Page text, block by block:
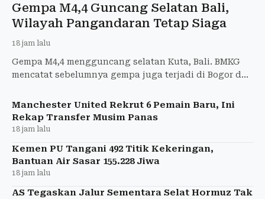
Gempa M4,4 Guncang Selatan Bali,
Wilayah Pangandaran Tetap Siaga
18 jam lalu
Gempa M4,4 mengguncang selatan Kuta, Bali. BMKG
mencatat sebelumnya gempa juga terjadi di Bogor dan
Manchester United Rekrut 6 Pemain Baru, Ini
Rekap Transfer Musim Panas
18 jam lalu
Kemen PU Tangani 492 Titik Kekeringan,
Bantuan Air Sasar 155.228 Jiwa
18 jam lalu
AS Tegaskan Jalur Sementara Selat Hormuz Tak